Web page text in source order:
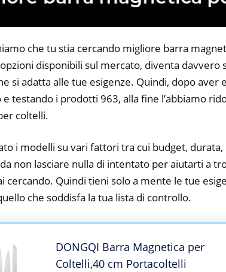
che tu stia cercando migliore barra
disponibili sul mercato, diventa davvero
si adatta alle tue esigenze. Quindi, dopo aver
testando i prodotti 963, alla fine l’abbiamo
coltelli.
i modelli su vari fattori tra cui budget,
non lasciare nulla di intentato per aiutarti a
cercando. Quindi tieni solo a mente le tue
che soddisfa la tua lista di controllo.
DONGQI Barra Magnetica per
Coltelli,40 cm Portacoltelli